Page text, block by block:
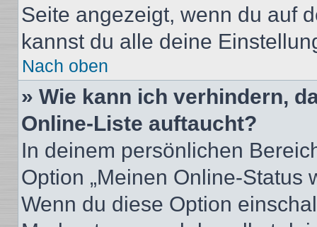
Seite angezeigt, wenn du auf
kannst du alle deine
Nach oben
» Wie kann ich verhindern,
Online-Liste auftaucht?
In deinem persönlichen
Option „Meinen Online-Status
Wenn du diese Option